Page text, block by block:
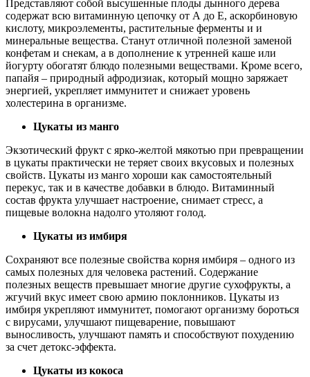
Представляют собой высушенные плоды дынного дерева
содержат всю витаминную цепочку от А до Е, аскорбиновую
кислоту, микроэлементы, растительные ферменты и и
минеральные вещества. Станут отличной полезной заменой
конфетам и снекам, а в дополнение к утренней каше или
йогурту обогатят блюдо полезными веществами. Кроме всего,
папайя – природный афродизиак, который мощно заряжает
энергией, укрепляет иммунитет и снижает уровень
холестерина в организме.
Цукаты из манго
Экзотический фрукт с ярко-желтой мякотью при превращении
в цукаты практически не теряет своих вкусовых и полезных
свойств. Цукаты из манго хороши как самостоятельный
перекус, так и в качестве добавки в блюдо. Витаминный
состав фрукта улучшает настроение, снимает стресс, а
пищевые волокна надолго утоляют голод.
Цукаты из имбиря
Сохраняют все полезные свойства корня имбиря – одного из
самых полезных для человека растений. Содержание
полезных веществ превышает многие другие сухофрукты, а
жгучий вкус имеет свою армию поклонников. Цукаты из
имбиря укрепляют иммунитет, помогают организму бороться
с вирусами, улучшают пищеварение, повышают
выносливость, улучшают память и способствуют похудению
за счет детокс-эффекта.
Цукаты из кокоса